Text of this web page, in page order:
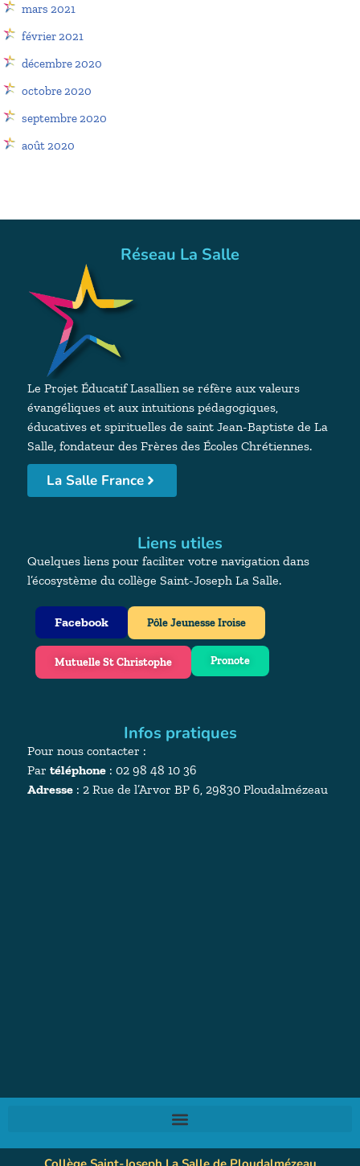
mars 2021
février 2021
décembre 2020
octobre 2020
septembre 2020
août 2020
Réseau La Salle
Le Projet Éducatif Lasallien se réfère aux valeurs
évangéliques et aux intuitions pédagogiques,
éducatives et spirituelles de saint Jean-Baptiste de La
Salle, fondateur des Frères des Écoles Chrétiennes.
La Salle France
Liens utiles
Quelques liens pour faciliter votre navigation dans
l’écosystème du collège Saint-Joseph La Salle.
Facebook Pôle Jeunesse Iroise
Mutuelle St Christophe Pronote
Infos pratiques
Pour nous contacter :
Par téléphone : 02 98 48 10 36
Adresse : 2 Rue de l’Arvor BP 6, 29830 Ploudalmézeau